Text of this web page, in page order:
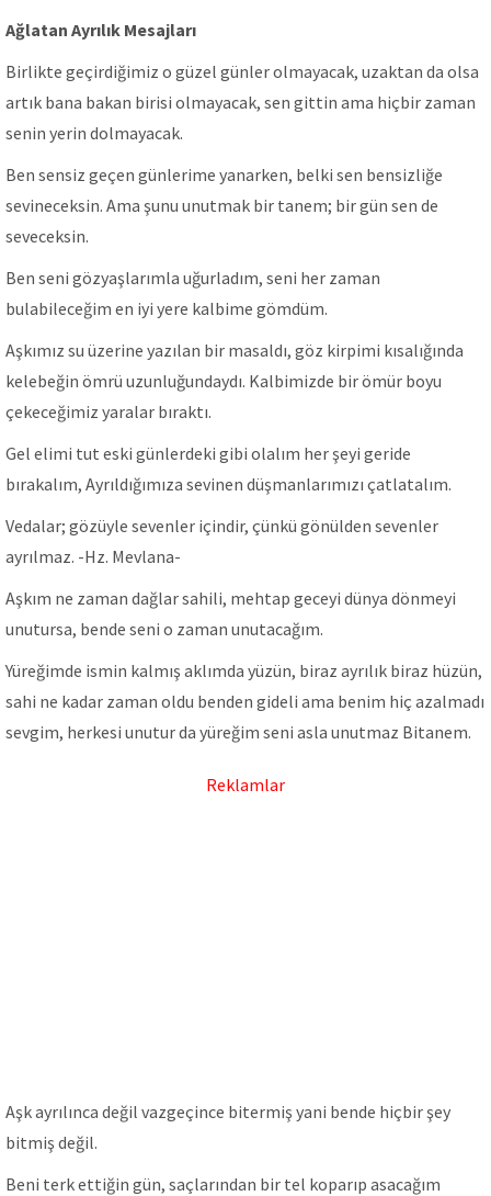
Ağlatan Ayrılık Mesajları
Birlikte geçirdiğimiz o güzel günler olmayacak, uzaktan da olsa
artık bana bakan birisi olmayacak, sen gittin ama hiçbir zaman
senin yerin dolmayacak.
Ben sensiz geçen günlerime yanarken, belki sen bensizliğe
sevineceksin. Ama şunu unutmak bir tanem; bir gün sen de
seveceksin.
Ben seni gözyaşlarımla uğurladım, seni her zaman
bulabileceğim en iyi yere kalbime gömdüm.
Aşkımız su üzerine yazılan bir masaldı, göz kirpimi kısalığında
kelebeğin ömrü uzunluğundaydı. Kalbimizde bir ömür boyu
çekeceğimiz yaralar bıraktı.
Gel elimi tut eski günlerdeki gibi olalım her şeyi geride
bırakalım, Ayrıldığımıza sevinen düşmanlarımızı çatlatalım.
Vedalar; gözüyle sevenler içindir, çünkü gönülden sevenler
ayrılmaz. -Hz. Mevlana-
Aşkım ne zaman dağlar sahili, mehtap geceyi dünya dönmeyi
unutursa, bende seni o zaman unutacağım.
Yüreğimde ismin kalmış aklımda yüzün, biraz ayrılık biraz hüzün,
sahi ne kadar zaman oldu benden gideli ama benim hiç azalmadı
sevgim, herkesi unutur da yüreğim seni asla unutmaz Bitanem.
Reklamlar
Aşk ayrılınca değil vazgeçince bitermiş yani bende hiçbir şey
bitmiş değil.
Beni terk ettiğin gün, saçlarından bir tel koparıp asacağım